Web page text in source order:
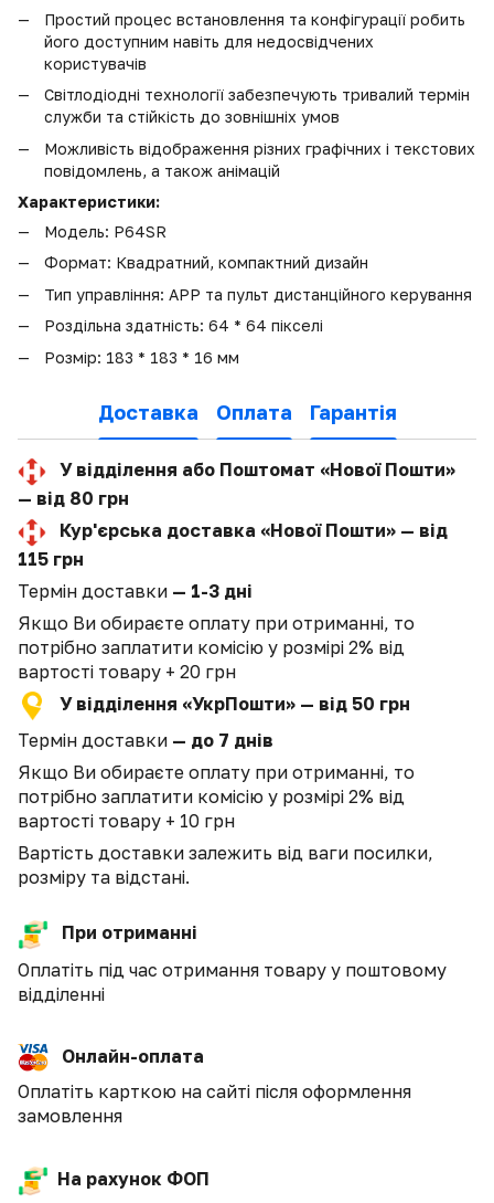
Простий процес встановлення та конфігурації робить
його доступним навіть для недосвідчених
користувачів
Світлодіодні технології забезпечують тривалий термін
служби та стійкість до зовнішніх умов
Можливість відображення різних графічних і текстових
повідомлень, а також анімацій
Характеристики:
Модель: P64SR
Формат: Квадратний, компактний дизайн
Тип управління: APP та пульт дистанційного керування
Роздільна здатність: 64 * 64 пікселі
Розмір: 183 * 183 * 16 мм
Доставка Оплата Гарантія
У відділення або Поштомат «Нової Пошти»
— від 80 грн
Кур'єрська доставка «Нової Пошти» — від
115 грн
Термін доставки — 1-3 дні
Якщо Ви обираєте оплату при отриманні, то
потрібно заплатити комісію у розмірі 2% від
вартості товару + 20 грн
У відділення «УкрПошти» — від 50 грн
Термін доставки — до 7 днів
Якщо Ви обираєте оплату при отриманні, то
потрібно заплатити комісію у розмірі 2% від
вартості товару + 10 грн
Вартість доставки залежить від ваги посилки,
розміру та відстані.
При отриманні
Оплатіть під час отримання товару у поштовому
відділенні
Онлайн-оплата
Оплатіть карткою на сайті після оформлення
замовлення
На рахунок ФОП